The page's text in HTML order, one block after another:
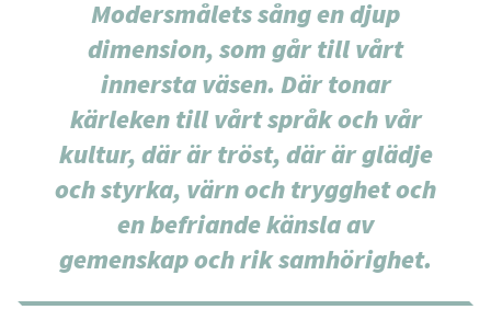
Modersmålets sång en djup
dimension, som går till vårt
innersta väsen. Där tonar
kärleken till vårt språk och vår
kultur, där är tröst, där är glädje
och styrka, värn och trygghet och
en befriande känsla av
gemenskap och rik samhörighet.